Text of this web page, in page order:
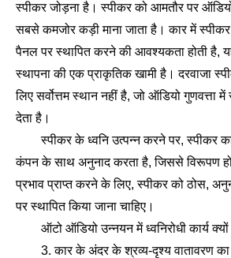
स्पीकर जोड़ना है। स्पीकर को आमतौर पर
सबसे कमजोर कड़ी माना जाता है। कार में
पैनल पर स्थापित करने की आवश्यकता होती है,
स्थापना की एक प्राकृतिक खामी है। दरवाजा
लिए सर्वोत्तम स्थान नहीं है, जो ऑडियो गुणवत्ता
देता है।
स्पीकर के ध्वनि उत्पन्न करने पर, स्पीकर
कंपन के साथ अनुनाद करता है, जिससे विरूपण
प्रभाव प्राप्त करने के लिए, स्पीकर को ठोस,
पर स्थापित किया जाना चाहिए।
ऑटो ऑडियो उन्नयन में ध्वनिरोधी कार्य
3. कार के अंदर के श्रव्य-दृश्य वातावरण